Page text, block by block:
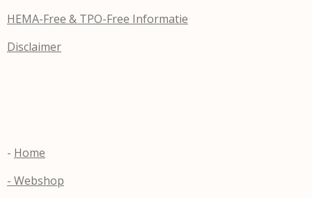
HEMA-Free & TPO-Free Informatie
Disclaimer
- Home
- Webshop